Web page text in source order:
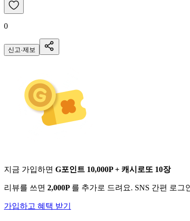
0
신고·제보
지금 가입하면 G포인트 10,000P + 캐시로또 10장
리뷰를 쓰면 2,000P 를 추가로 드려요. SNS 간편 로그
가입하고 혜택 받기